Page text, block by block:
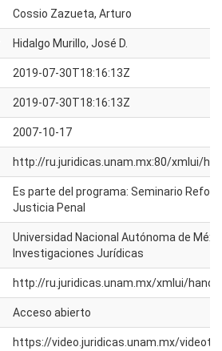
Cossio Zazueta, Arturo
Hidalgo Murillo, José D.
2019-07-30T18:16:13Z
2019-07-30T18:16:13Z
2007-10-17
http://ru.juridicas.unam.mx:80/xmlui/
Es parte del programa: Seminario
Justicia Penal
Universidad Nacional Autónoma de
Investigaciones Jurídicas
http://ru.juridicas.unam.mx/xmlui/
Acceso abierto
https://video.juridicas.unam.mx/